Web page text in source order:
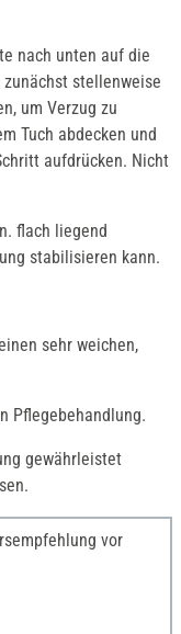
nach unten auf die
stellenweise
um Verzug zu
Tuch abdecken und
aufdrücken. Nicht
flach liegend
stabilisieren kann.
sehr weichen,
Pflegebehandlung.
gewährleistet
vor